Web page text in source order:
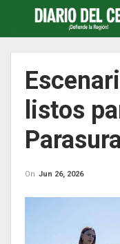
listos
On Jun 26, 2026